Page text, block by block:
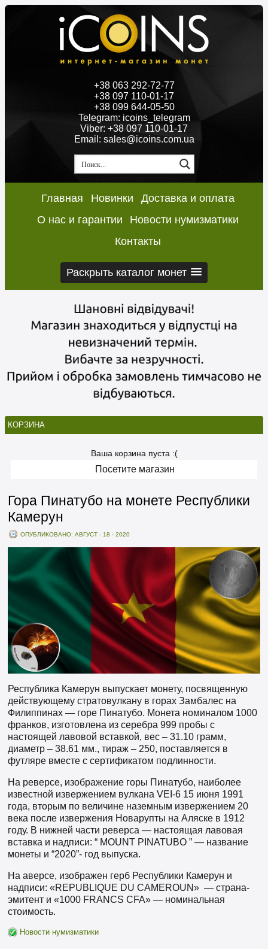
+38 063 292-72-77
+38 097 110-01-17
+38 099 644-05-50
Telegram: icoins_telegram
Viber: +38 097 110-01-17
Email: sales@icoins.com.ua
Главная Новинки
Доставка и оплата
О нас и гарантии
Новости нумизматики
Контакты
Раскрыть каталог монет
КОРЗИНА
Ваша корзина пуста :(
Посетите магазин
Гора Пинатубо на монете Республики
Камерун
ОПУБЛИКОВАНО: АВГУСТ - 18 - 2020
Республика Камерун выпускает монету, посвященную
действующему стратовулкану в горах Замбалес на
Филиппинах — горе Пинатубо. Монета номиналом 1000
франков, изготовлена из серебра 999 пробы с
настоящей лавовой вставкой, вес – 31.10 грамм,
диаметр – 38.61 мм., тираж – 250, поставляется в
футляре вместе с сертификатом подлинности.
На реверсе, изображение горы Пинатубо, наиболее
известной извержением вулкана VEI-6 15 июня 1991
года, вторым по величине наземным извержением 20
века после извержения Новарупты на Аляске в 1912
году. В нижней части реверса — настоящая лавовая
вставка и надписи: “ MOUNT PINATUBO ” — название
монеты и “2020”- год выпуска.
На аверсе, изображен герб Республики Камерун и
надписи: «REPUBLIQUE DU CAMEROUN» — страна-
эмитент и «1000 FRANCS CFA» — номинальная
стоимость.
Новости нумизматики